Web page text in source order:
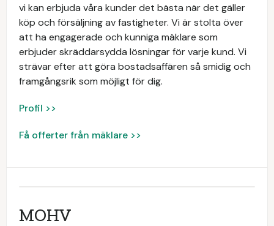
vi kan erbjuda våra kunder det bästa när det gäller
köp och försäljning av fastigheter. Vi är stolta över
att ha engagerade och kunniga mäklare som
erbjuder skräddarsydda lösningar för varje kund. Vi
strävar efter att göra bostadsaffären så smidig och
framgångsrik som möjligt för dig.
Profil >>
Få offerter från mäklare >>
MOHV